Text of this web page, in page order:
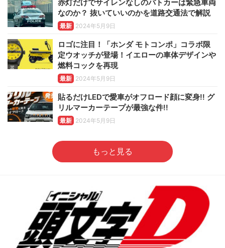
赤灯だけでサイレンなしのパトカーは緊急車両
なのか？ 抜いていいのかを道路交通法で解説
最新 2024年5月9日
ロゴに注目！「ホンダ モトコンポ」コラボ限
定ウオッチが登場！イエローの車体デザインや
燃料コックを再現
最新 2024年5月9日
貼るだけLEDで愛車がオフロード顔に変身!! グ
リルマーカーテープが最強な件!!
最新 2024年5月9日
もっと見る